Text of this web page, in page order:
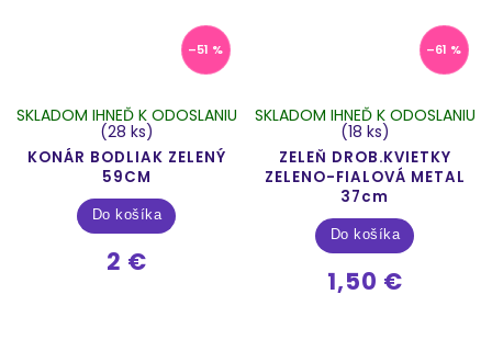
–51 %
KONÁR BODLIAK ZELENÝ
59CM
SKLADOM IHNEĎ K ODOSLANIU
(28 ks)
2 €
Do košíka
–61 %
ZELEŇ DROB.KVIETKY
ZELENO-FIALOVÁ METAL
37cm
SKLADOM IHNEĎ K ODOSLANIU
(18 ks)
1,50 €
Do košíka